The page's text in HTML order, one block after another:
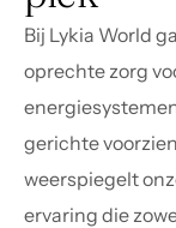
Bij Lykia World
oprechte zorg
gerichte
weerspiegelt
ervaring die